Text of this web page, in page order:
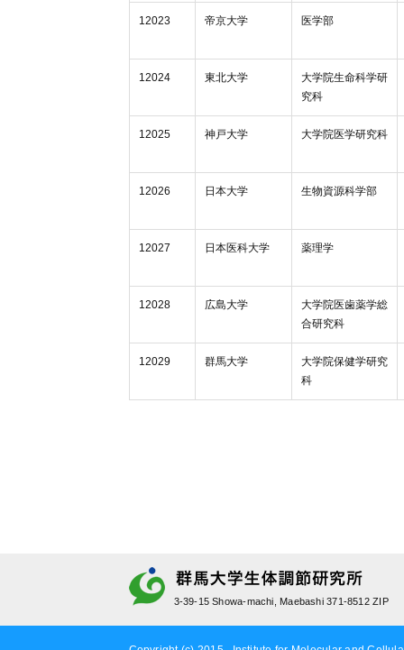
12023 帝京大学 医学部
12024 東北大学
大学院生命科学研
究科
12025 神戸大学 大学院医学研究科
12026 日本大学 生物資源科学部
12027 日本医科大学 薬理学
12028 広島大学
大学院医歯薬学総
合研究科
12029 群馬大学
大学院保健学研究
科
3-39-15 Showa-machi, Maebashi 371-8512 ZIP